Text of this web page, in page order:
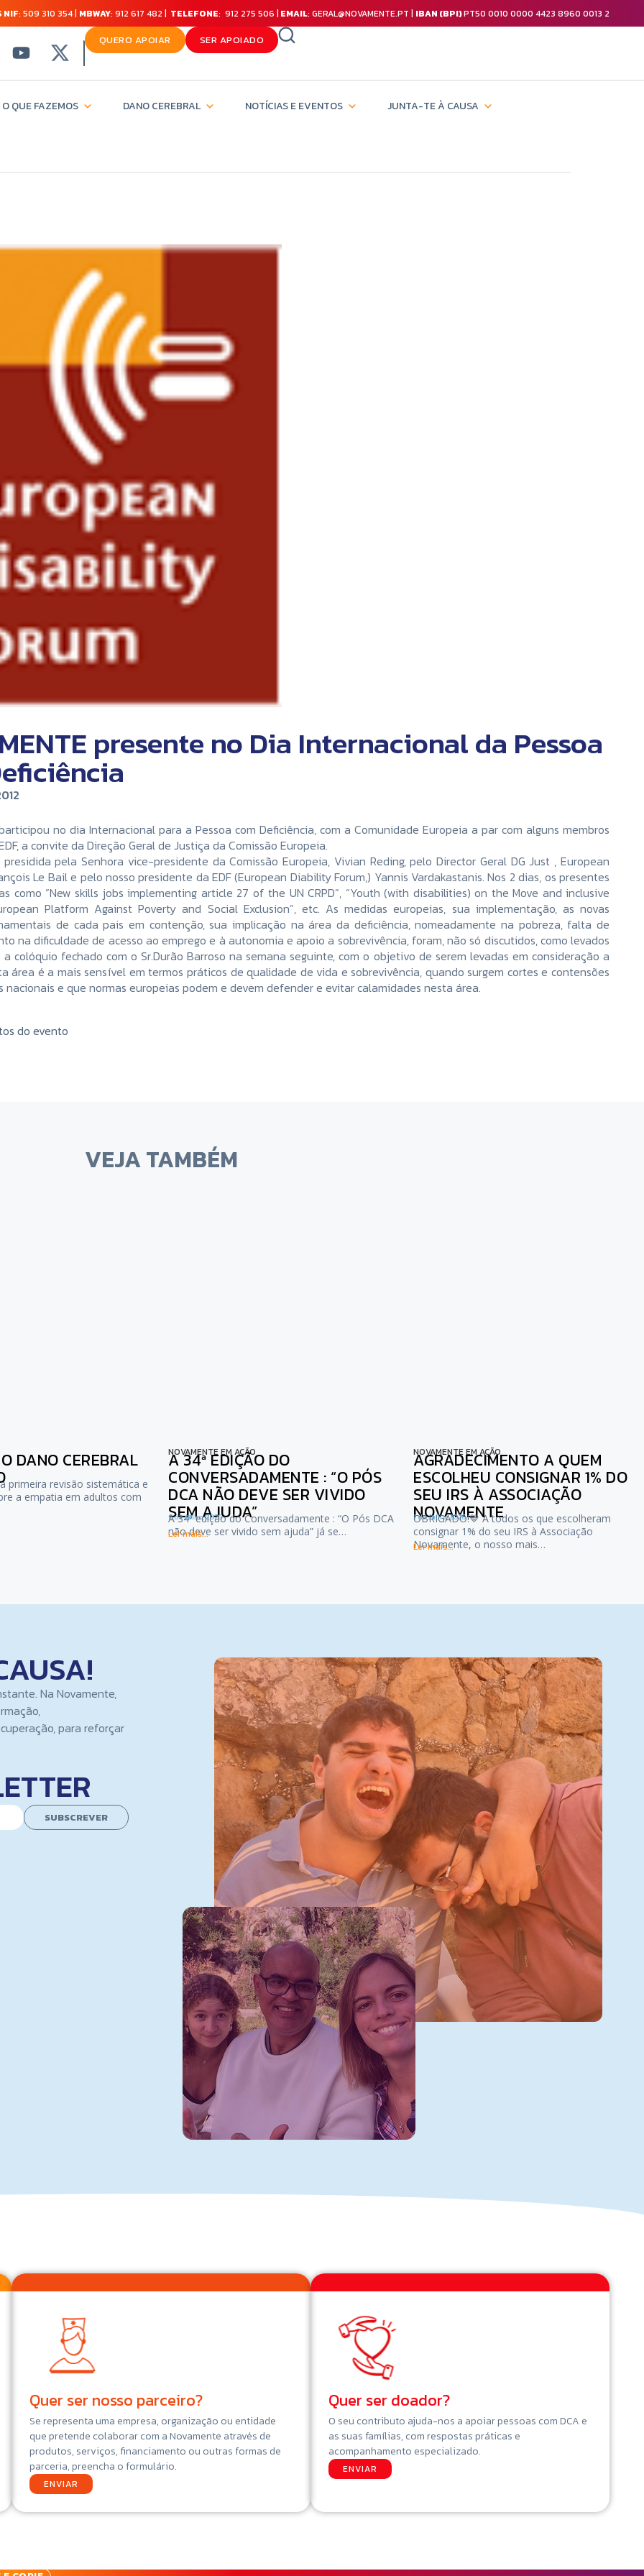
NIF: 509 310 354 | MBWAY: 912 617 482 | TELEFONE: 912 275 506 | EMAIL: GERAL@NOVAMENTE.PT | IBAN (BPI)PT50 0010 0000 4423 8960 0013 2
QUERO APOIAR SER APOIADO
O QUE FAZEMOS DANO CEREBRAL NOTÍCIAS E EVENTOS JUNTA-TE À CAUSA
presente no Dia Internacional da Pessoa
no dia Internacional para a Pessoa com Deficiência, com a Comunidade Europeia a par com alguns membros
a convite da Direção Geral de Justiça da Comissão Europeia.
pela Senhora vice-presidente da Comissão Europeia, Vivian Reding, pelo Director Geral DG Just , European
Le Bail e pelo nosso presidente da EDF (European Diability Forum,) Yannis Vardakastanis. Nos 2 dias, os presentes
como “New skills jobs implementing article 27 of the UN CRPD”, “Youth (with disabilities) on the Move and inclusive
Platform Against Poverty and Social Exclusion”, etc. As medidas europeias, sua implementação, as novas
de cada pais em contenção, sua implicação na área da deficiência, nomeadamente na pobreza, falta de
na dificuldade de acesso ao emprego e à autonomia e apoio a sobrevivência, foram, não só discutidos, como levados
colóquio fechado com o Sr.Durão Barroso na semana seguinte, com o objetivo de serem levadas em consideração a
área é a mais sensível em termos práticos de qualidade de vida e sobrevivência, quando surgem cortes e contensões
nacionais e que normas europeias podem e devem defender e evitar calamidades nesta área.
do evento
VEJA TAMBÉM
DANO CEREBRAL
primeira revisão sistemática e
a empatia em adultos com
NOVAMENTE EM AÇÃO
A 34ª EDIÇÃO DO
CONVERSADAMENTE : “O PÓS
DCA NÃO DEVE SER VIVIDO
SEM AJUDA”
6 de Julho, 2026
A 34ª edição do Conversadamente : “O Pós DCA
não deve ser vivido sem ajuda” já se…
Ler mais...
NOVAMENTE EM AÇÃO
AGRADECIMENTO A QUEM
ESCOLHEU CONSIGNAR 1% DO
SEU IRS À ASSOCIAÇÃO
NOVAMENTE
1 de Julho, 2026
OBRIGADO!💙 A todos os que escolheram
consignar 1% do seu IRS à Associação
Novamente, o nosso mais…
Ler mais...
Na Novamente,
para reforçar
SUBSCREVER
Quer ser nosso parceiro?
Se representa uma empresa, organização ou entidade
que pretende colaborar com a Novamente através de
produtos, serviços, financiamento ou outras formas de
parceria, preencha o formulário.
ENVIAR
Quer ser doador?
O seu contributo ajuda-nos a apoiar pessoas com DCA e
as suas famílias, com respostas práticas e
acompanhamento especializado.
ENVIAR